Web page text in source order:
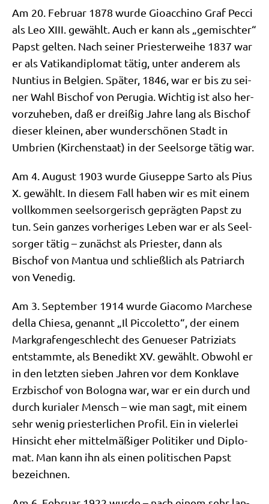
Am 20. Febru­ar 1878 wur­de Gio­ac­chi­no Graf Pecci
als Leo XIII. gewählt. Auch er kann als „gemisch­ter“
Papst gel­ten. Nach sei­ner Prie­ster­wei­he 1837 war
er als Vati­kan­di­plo­mat tätig, unter ande­rem als
Nun­ti­us in Bel­gi­en. Spä­ter, 1846, war er bis zu sei­
ner Wahl Bischof von Peru­gia. Wich­tig ist also her­
vor­zu­he­ben, daß er drei­ßig Jah­re lang als Bischof
die­ser klei­nen, aber wun­der­schö­nen Stadt in
Umbri­en (Kir­chen­staat) in der Seel­sor­ge tätig war.
Am 4. August 1903 wur­de Giu­sep­pe Sar­to als Pius
X. gewählt. In die­sem Fall haben wir es mit einem
voll­kom­men seel­sor­ge­risch gepräg­ten Papst zu
tun. Sein gan­zes vor­he­ri­ges Leben war er als Seel­
sor­ger tätig – zunächst als Prie­ster, dann als
Bischof von Man­tua und schließ­lich als Patri­arch
von Venedig.
Am 3. Sep­tem­ber 1914 wur­de Gia­co­mo Mar­che­se
del­la Chie­sa, genannt „Il Pic­co­let­to“, der einem
Mark­gra­fen­ge­schlecht des Genue­ser Patri­zi­ats
ent­stamm­te, als Bene­dikt XV. gewählt. Obwohl er
in den letz­ten sie­ben Jah­ren vor dem Kon­kla­ve
Erz­bi­schof von Bolo­gna war, war er ein durch und
durch kuria­ler Mensch – wie man sagt, mit einem
sehr wenig prie­ster­li­chen Pro­fil. Ein in vie­ler­lei
Hin­sicht eher mit­tel­mä­ßi­ger Poli­ti­ker und Diplo­
mat. Man kann ihn als einen poli­ti­schen Papst
bezeichnen.